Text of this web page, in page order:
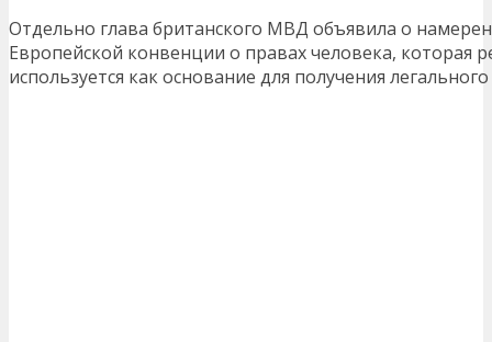
Отдельно глава британского МВД объявила о
Европейской конвенции о правах человека, которая
используется как основание для получения